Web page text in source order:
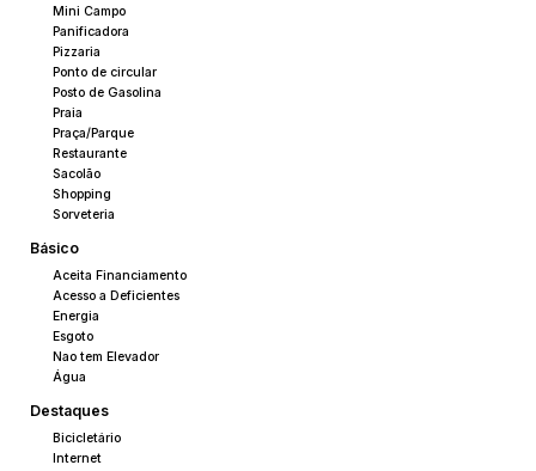
Mini Campo
Panificadora
Pizzaria
Ponto de circular
Posto de Gasolina
Praia
Praça/Parque
Restaurante
Sacolão
Shopping
Sorveteria
Básico
Aceita Financiamento
Acesso a Deficientes
Energia
Esgoto
Nao tem Elevador
Água
Destaques
Bicicletário
Internet